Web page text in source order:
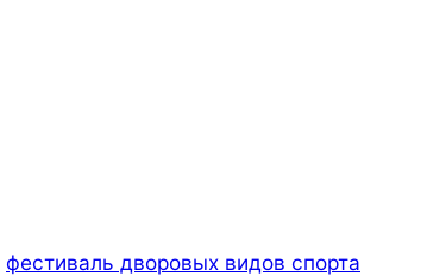
фестиваль дворовых видов спорта